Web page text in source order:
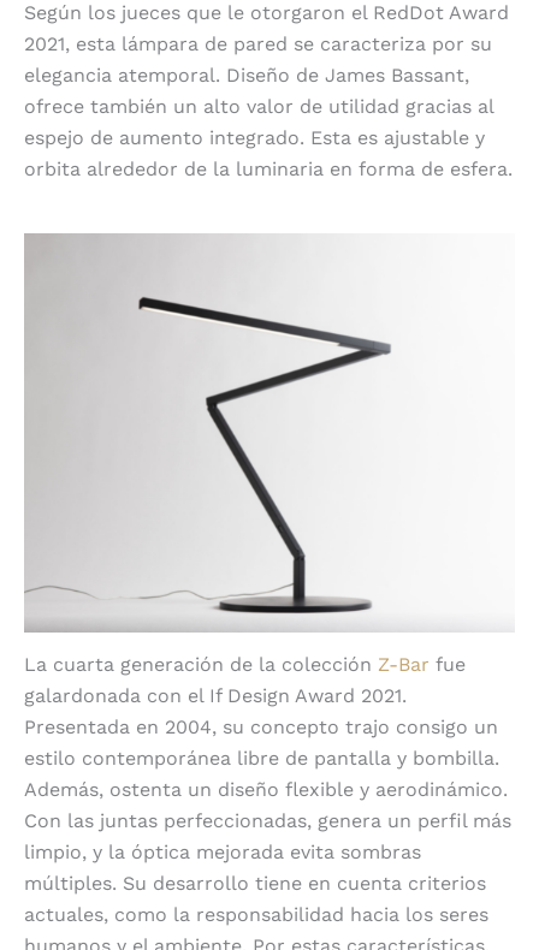
Según los jueces que le otorgaron el RedDot Award
2021, esta lámpara de pared se caracteriza por su
elegancia atemporal. Diseño de James Bassant,
ofrece también un alto valor de utilidad gracias al
espejo de aumento integrado. Esta es ajustable y
orbita alrededor de la luminaria en forma de esfera.
La cuarta generación de la colección Z-Bar fue
galardonada con el If Design Award 2021.
Presentada en 2004, su concepto trajo consigo un
estilo contemporánea libre de pantalla y bombilla.
Además, ostenta un diseño flexible y aerodinámico.
Con las juntas perfeccionadas, genera un perfil más
limpio, y la óptica mejorada evita sombras
múltiples. Su desarrollo tiene en cuenta criterios
actuales, como la responsabilidad hacia los seres